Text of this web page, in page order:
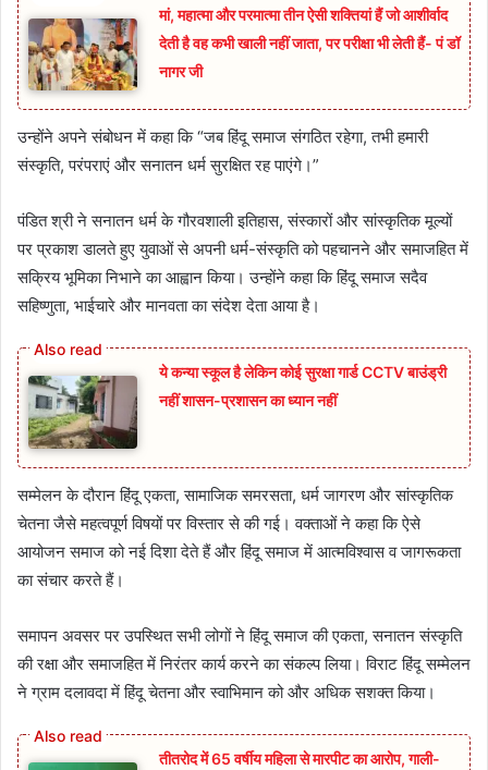
मां, महात्मा और परमात्मा तीन ऐसी शक्तियां हैं जो आशीर्वाद
देती है वह कभी खाली नहीं जाता, पर परीक्षा भी लेती हैं- पं डॉ
नागर जी
उन्होंने अपने संबोधन में कहा कि “जब हिंदू समाज संगठित रहेगा, तभी हमारी
संस्कृति, परंपराएं और सनातन धर्म सुरक्षित रह पाएंगे।”
पंडित श्री ने सनातन धर्म के गौरवशाली इतिहास, संस्कारों और सांस्कृतिक मूल्यों
पर प्रकाश डालते हुए युवाओं से अपनी धर्म-संस्कृति को पहचानने और समाजहित में
सक्रिय भूमिका निभाने का आह्वान किया। उन्होंने कहा कि हिंदू समाज सदैव
सहिष्णुता, भाईचारे और मानवता का संदेश देता आया है।
ये कन्या स्कूल है लेकिन कोई सुरक्षा गार्ड CCTV बाउंड्री
नहीं शासन-प्रशासन का ध्यान नहीं
सम्मेलन के दौरान हिंदू एकता, सामाजिक समरसता, धर्म जागरण और सांस्कृतिक
चेतना जैसे महत्वपूर्ण विषयों पर विस्तार से की गई। वक्ताओं ने कहा कि ऐसे
आयोजन समाज को नई दिशा देते हैं और हिंदू समाज में आत्मविश्वास व जागरूकता
का संचार करते हैं।
समापन अवसर पर उपस्थित सभी लोगों ने हिंदू समाज की एकता, सनातन संस्कृति
की रक्षा और समाजहित में निरंतर कार्य करने का संकल्प लिया। विराट हिंदू सम्मेलन
ने ग्राम दलावदा में हिंदू चेतना और स्वाभिमान को और अधिक सशक्त किया।
तीतरोद में 65 वर्षीय महिला से मारपीट का आरोप, गाली-